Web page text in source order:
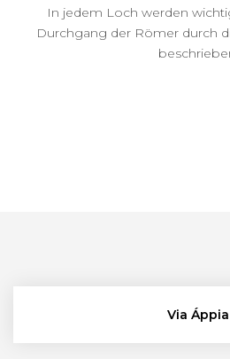
In jedem Loch werden
Durchgang der Römer durch
Via Áppia